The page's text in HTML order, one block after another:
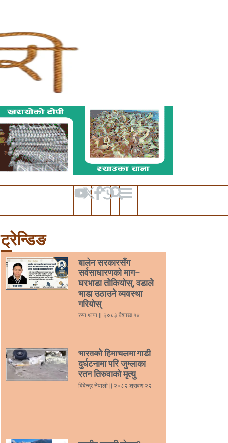
ट्रेन्डिङ
बालेन सरकारसँग
सर्वसाधारणको माग–
घरभाडा तोकियोस्, वडाले
भाडा उठाउने व्यवस्था
गरियोस्
रुषा थापा २०८३ बैशाख १४
भारतको हिमाचलमा गाडी
दुर्घटनामा परि जुम्लाका
रतन तिरुवाको मृत्यु
विवेन्द्र नेपाली २०८२ श्रावण २२